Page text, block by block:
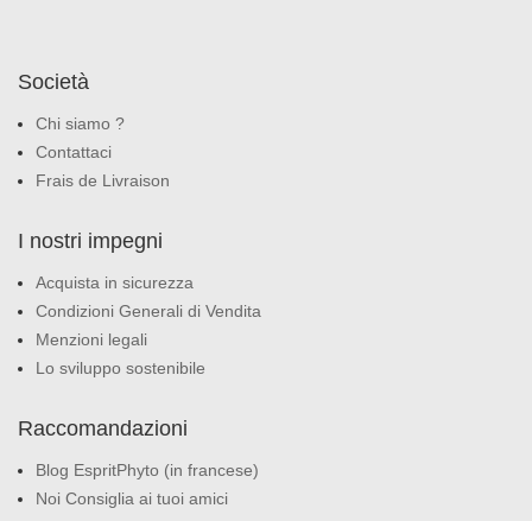
Società
Chi siamo ?
Contattaci
Frais de Livraison
I nostri impegni
Acquista in sicurezza
Condizioni Generali di Vendita
Menzioni legali
Lo sviluppo sostenibile
Raccomandazioni
Blog EspritPhyto (in francese)
Noi Consiglia ai tuoi amici